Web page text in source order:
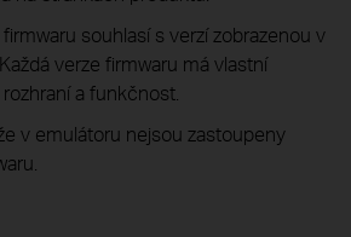
souhlasí s verzí zobrazenou v
verze firmwaru má vlastní
a funkčnost.
v emulátoru nejsou zastoupeny